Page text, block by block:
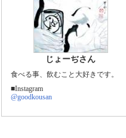
じょーぢさん
食べる事、飲むこと大好きです。
■Instagram
@goodkousan